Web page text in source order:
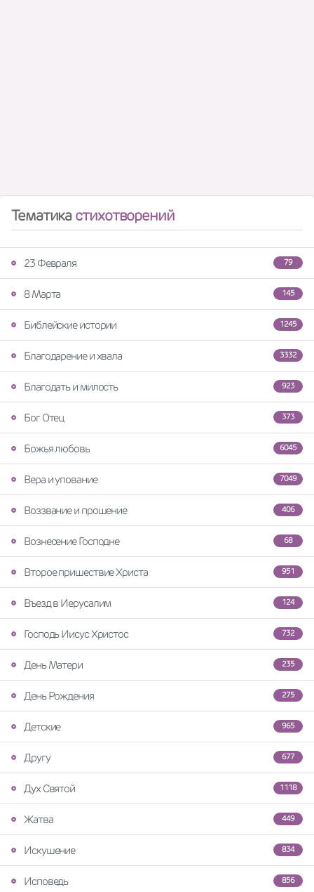
Тематикастихотворений
79
23 Февраля
145
8 Марта
1245
Библейские истории
3332
Благодарение и хвала
923
Благодать и милость
373
Бог Отец
6045
Божья любовь
7049
Вера и упование
406
Воззвание и прошение
68
Вознесение Господне
951
Второе пришествие Христа
124
Въезд в Иерусалим
732
Господь Иисус Христос
235
День Матери
275
День Рождения
965
Детские
677
Другу
1118
Дух Святой
449
Жатва
834
Искушение
856
Исповедь